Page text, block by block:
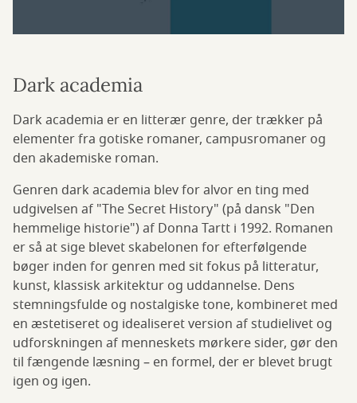
Dark academia
Dark academia er en litterær genre, der trækker på
elementer fra gotiske romaner, campusromaner og
den akademiske roman.
Genren dark academia blev for alvor en ting med
udgivelsen af "The Secret History" (på dansk "Den
hemmelige historie") af Donna Tartt i 1992. Romanen
er så at sige blevet skabelonen for efterfølgende
bøger inden for genren med sit fokus på litteratur,
kunst, klassisk arkitektur og uddannelse. Dens
stemningsfulde og nostalgiske tone, kombineret med
en æstetiseret og idealiseret version af studielivet og
udforskningen af menneskets mørkere sider, gør den
til fængende læsning – en formel, der er blevet brugt
igen og igen.